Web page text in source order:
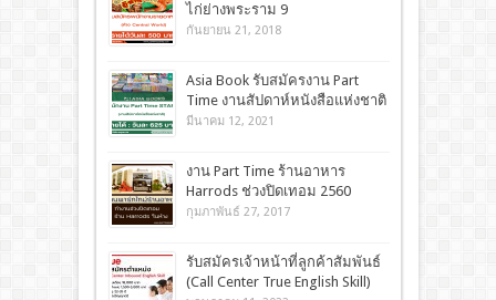
ไก่ย่างพระราม 9
กันยายน 21, 2018
Asia Book รับสมัครงาน Part
Time งานสัปดาห์หนังสือแห่งชาติ
มีนาคม 12, 2021
งาน Part Time ร้านอาหาร
Harrods ช่วงปิดเทอม 2560
กุมภาพันธ์ 27, 2017
รับสมัครเจ้าหน้าที่ลูกค้าสัมพันธ์
(Call Center True English Skill)